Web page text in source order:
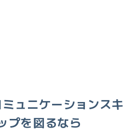
ュニケーションスキ
プを図るなら